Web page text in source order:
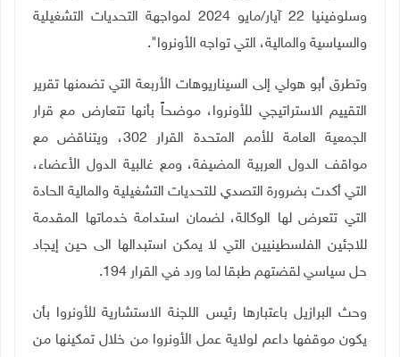
وسلوفينيا 22
آيار/مايو 2024 لمواجهة التحديات التشغيلية
والسياسية والمالية، التي تواجه الأونروا".
وتطرق أبو هولي إلى السيناريوهات الأربعة التي تضمنها تقرير
التقييم الاستراتيجي للأونروا، موضحاً بأنها تتعارض مع قرار
الجمعية العامة للأمم المتحدة القرار 302، ويتناقض مع
مواقف الدول العربية المضيفة، ومع غالبية الدول الأعضاء،
التي أكدت بضرورة التصدي للتحديات التشغيلية والمالية الحادة
التي تتعرض لها الوكالة، لضمان استدامة خدماتها المقدمة
للاجئين الفلسطينيين التي لا يمكن استبدالها الى حين إيجاد
حل سياسي لقضتهم طبقا لما ورد في القرار 194.
وحث البرازيل باعتبارها رئيس اللجنة الاستشارية للأونروا بأن
يكون موقفها داعم لولاية عمل الأونروا من خلال تمكينها من